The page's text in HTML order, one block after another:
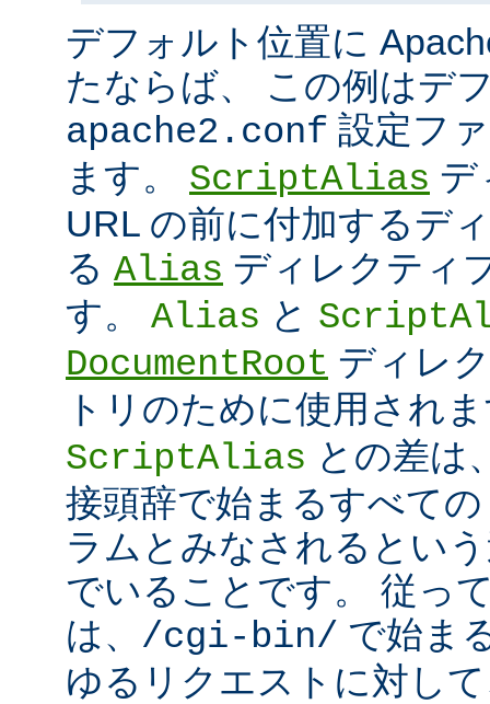
デフォルト位置に
たならば、 この例はデ
apache2.conf 設定フ
ます。 ScriptAlias デ
URL の前に付加するデ
る Alias ディレクティ
す。 Alias と
DocumentRoot ディレ
トリのために使用され
ScriptAlias との差は
接頭辞で始まるすべて
ラムとみなされるとい
でいることです。 従っ
は、 /cgi-bin/ で始ま
ゆるリクエストに対し